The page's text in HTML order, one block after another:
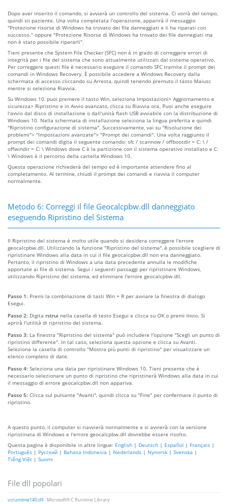
Dopo aver inserito il comando, si avvierà un controllo del sistema. Ci vorrà del tempo,
quindi sii paziente. Una volta completata l'operazione, apparirà il messaggio
"Protezione risorse di Windows ha trovato dei file danneggiati e li ha riparati con
successo." oppure "Protezione Risorse di Windows ha trovato dei file dannegiati ma
non è stato possibile ripararli".
Tieni presente che System File Checker (SFC) non è in grado di correggere errori di
integrità per i file del sistema che sono attualmente utilizzati dal sistema operativo.
Per correggere questi file è necessario eseguire il comando SFC tramite il prompt dei
comandi in Windows Recovery. È possibile accedere a Windows Recovery dalla
schermata di accesso cliccando su Arresta, quindi tenendo premuto il tasto Maiusc
mentre si seleziona Riavvia.
Su Windows 10, puoi premere il tasto Win, seleziona Impostazioni> Aggiornamento e
sicurezza> Ripristino e in Avvio avanzato, clicca su Riavvia ora. Puoi anche eseguire
l'avvio dal disco di installazione o dall'unità flash USB avviabile con la distribuzione di
Windows 10. Nella schermata di installazione seleziona la lingua preferita e quindi
"Ripristino configurazione di sistema". Successivamente, vai su "Risoluzione dei
problemi"> "Impostazioni avanzate"> "Prompt dei comandi". Una volta raggiunto il
prompt dei comandi digita il seguente comando: sfc / scannow / offbootdir = C: \ /
offwindir = C: \ Windows dove C è la partizione con il sistema operativo installato e C:
\ Windows è il percorso della cartella Windows 10.
Questa operazione richiederà del tempo ed è importante attendere fino al
completamento. Al termine, chiudi il prompt dei comandi e riavvia il computer
normalmente.
Metodo 6: Correggi il file Geocalcpbw.dll danneggiato
eseguendo Ripristino del Sistema
Il Ripristino del sistema è molto utile quando si desidera correggere l'errore
geocalcpbw.dll. Utilizzando la funzione "Ripristino del sistema", è possibile scegliere di
ripristinare Windows alla data in cui il file geocalcpbw.dll non era danneggiato.
Pertanto, il ripristino di Windows a una data precedente annulla le modifiche
apportate ai file di sistema. Segui i seguenti passaggi per ripristinare Windows,
utilizzando Ripristino del sistema, ed eliminare l'errore geocalcpbw.dll.
Passo 1: Premi la combinazione di tasti Win + R per avviare la finestra di dialogo
Esegui.
Passo 2: Digita rstrui nella casella di testo Esegui e clicca su OK o premi Invio. Si
aprirà l'utilità di ripristino del sistema.
Passo 3: La finestra "Ripristino del sistema" può includere l'opzione "Scegli un punto di
ripristino differente". In tal caso, seleziona questa opzione e clicca su Avanti.
Seleziona la casella di controllo "Mostra più punti di ripristino" per visualizzare un
elenco completo di date.
Passo 4: Seleziona una data per ripristinare Windows 10. Tieni presente che è
necessario selezionare un punto di ripristino che ripristinerà Windows alla data in cui
il messaggio di errore geocalcpbw.dll non appariva.
Passo 5: Clicca sul pulsante "Avanti", quindi clicca su "Fine" per confermare il punto di
ripristino.
A questo punto, il computer si riavvierà normalmente e si avvierà con la versione
ripristinata di Windows e l'errore geocalcpbw.dll dovrebbe essere risolto.
Questa pagina è disponibile in altre lingue: English | Deutsch | Español | Français |
Português | Русский | Bahasa Indonesia | Nederlands | Nynorsk | Svenska |
Tiếng Việt | Suomi
File dll popolari
vcruntime140.dll- Microsoft® C Runtime Library